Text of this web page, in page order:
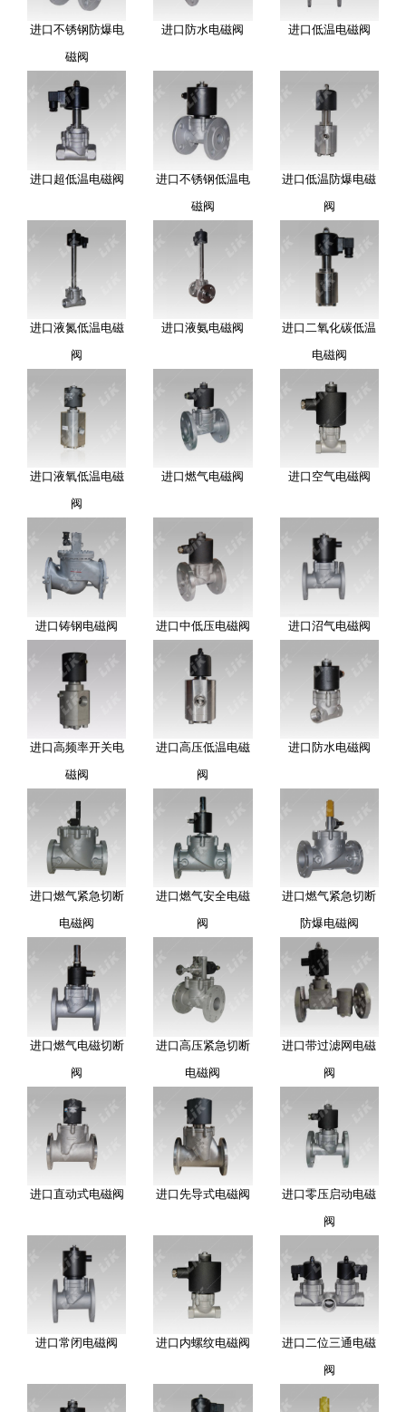
进口不锈钢防爆电
磁阀
进口防水电磁阀 进口低温电磁阀
进口超低温电磁阀
进口不锈钢低温电
磁阀
进口低温防爆电磁
阀
进口液氮低温电磁
阀
进口液氨电磁阀
进口二氧化碳低温
电磁阀
进口液氧低温电磁
阀
进口燃气电磁阀 进口空气电磁阀
进口铸钢电磁阀 进口中低压电磁阀 进口沼气电磁阀
进口高频率开关电
磁阀
进口高压低温电磁
阀
进口防水电磁阀
进口燃气紧急切断
电磁阀
进口燃气安全电磁
阀
进口燃气紧急切断
防爆电磁阀
进口燃气电磁切断
阀
进口高压紧急切断
电磁阀
进口带过滤网电磁
阀
进口直动式电磁阀 进口先导式电磁阀
进口零压启动电磁
阀
进口常闭电磁阀 进口内螺纹电磁阀
进口二位三通电磁
阀